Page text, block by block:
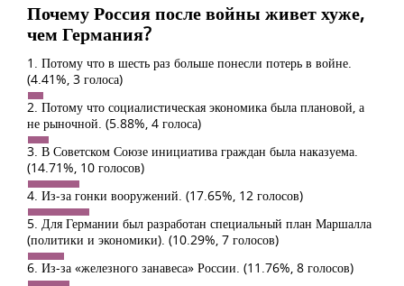
Почему Россия после войны живет хуже,
чем Германия?
1. Потому что в шесть раз больше понесли потерь в войне.
(4.41%, 3 голоса)
2. Потому что социалистическая экономика была плановой, а
не рыночной. (5.88%, 4 голоса)
3. В Советском Союзе инициатива граждан была наказуема.
(14.71%, 10 голосов)
4. Из-за гонки вооружений. (17.65%, 12 голосов)
5. Для Германии был разработан специальный план Маршалла
(политики и экономики). (10.29%, 7 голосов)
6. Из-за «железного занавеса» России. (11.76%, 8 голосов)